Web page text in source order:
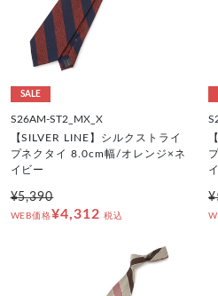
SALE
S26AM-ST2_MX_X
【SILVER LINE】シルクストライ
プネクタイ 8.0cm幅/オレンジ×ネ
イビー
¥5,390
WEB価格¥4,312 税込